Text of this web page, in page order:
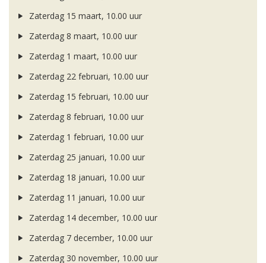
Zaterdag 15 maart, 10.00 uur
Zaterdag 8 maart, 10.00 uur
Zaterdag 1 maart, 10.00 uur
Zaterdag 22 februari, 10.00 uur
Zaterdag 15 februari, 10.00 uur
Zaterdag 8 februari, 10.00 uur
Zaterdag 1 februari, 10.00 uur
Zaterdag 25 januari, 10.00 uur
Zaterdag 18 januari, 10.00 uur
Zaterdag 11 januari, 10.00 uur
Zaterdag 14 december, 10.00 uur
Zaterdag 7 december, 10.00 uur
Zaterdag 30 november, 10.00 uur